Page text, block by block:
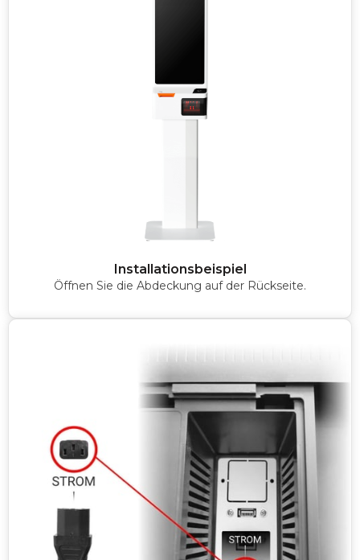
Installationsbeispiel
Öffnen Sie die Abdeckung auf der Rückseite.